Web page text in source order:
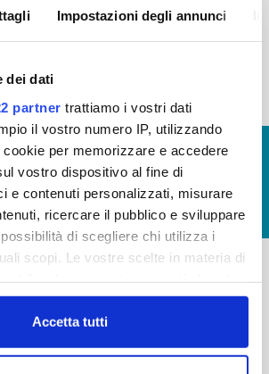
Impostazioni degli annunci
dei dati
partner trattiamo i vostri dati
il vostro numero IP, utilizzando
per memorizzare e accedere
vostro dispositivo al fine di
e contenuti personalizzati, misurare
ricercare il pubblico e sviluppare
di scegliere chi utilizza i
scopi. Le vostre scelte in materia di
le vostre scelte. È possibile
il proprio consenso in qualsiasi
sui cookie o facendo clic
Accetta tutti
2010
- 2026
GLOSSARIO
GIUDICA IL SERVIZIO
LAVORA CON NOI
c -
-
FAQ
PRIVACY POLICY